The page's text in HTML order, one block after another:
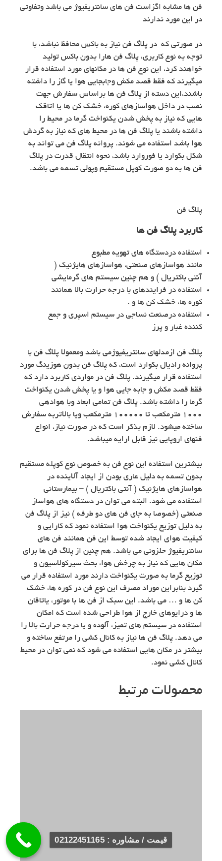
فن ها مشابه اگزاست فن های سانتریفیوژ می باشد وتفاوتی
در این مورد ندارند
در صورتی که در پلاگ فن نیاز به باکس محافظ نباشد، با
توجه به نوع کاربری، پلاگ فن هارا بدون باکس تولید
خواهند کرد، این نوع فن ها در مکانهای مورد استفاده قرار
میگیرند که فقط قصد مکش وجابجایی هوا یا گاز را داشته
باشند،این دسته از پلاگ فن ها براساس سفارش جهت
نصب در داخل هواسازهای کوره، خشک کن ها یا اتاقک
هایی که نیاز به پخش شدن یکنواخت گرما در محیط را
داشته باشند یا پلاگ فن ها در محیط های که نیاز به گردش
هوا باشد استفاده می شوند. پروانه پلاگ فن می تواند به
شکل بکوارد یا فوروارد باشد، نحوه انتقال قدرت در پلاگ
فن ها به دو صورت کوپل مستقیم وپولی تسمه می باشد.
پلاگ فن
کاربرد پلاگ فن ها
استفاده دردستگاه های تهویه مطبوع
مانند هواسازهای صنعتی، هواسازهای هایژنیک (
آنتی باکتریال ) و هم چنین سیستم های گرمایشی
استفاده در فرایندهای با درجه حرارت بالا همانند
کوره ها، خشک کن ها و .
استفاده درصنعت نساجی در سیستم اسپری و جمع
کننده غبار و پرز
پلاگ فن ازمدلهای سانتریفیوژمی باشد ومعمولا پلاگ فن با
پروانه رادیال بکوارد است، که پلاگ فن بدون هوزینگ مورد
استفاده قرار میگیرند. پلاگ فن در مواردی کاربرد دارد که
فقط قصد مکش و جابه جایی هوا و یا پخش شدن یکنواخت
گرما را داشته باشد. پلاگ فن تمامی ابعاد وبا هوادهی
١٠٠٠ مترمکعب تا ١٠٠٠٠٠ مترمکعب ویا بالاتربه سفارش
ساخته میشود. لازم بذکر است که در صورت نیاز، انواع
فنهای اروپایی نیز قابل ارایه میباشد.
بیشترین استفاده این نوع فن به خصوص نوع کوپله مستقیم
بدون تسمه به دلیل عاری بودن از ایجاد آلاینده در
هواسازهای هایژنیک ( آنتی باکتریال ) – بیمارستانی
استفاده می شود. البته می توان در دستگاه های هواساز
صنعتی (خصوصا به جای فن های دو طرفه ) نیز از پلاگ فن
به دلیل توزیع یکنواخت هوا استفاده نمود که کارایی و
کیفیت هوای ایجاد شده توسط این فن همانند فن های
سانتریفیوژ حلزونی می باشد. هم چنین از پلاگ فن ها برای
مکان هایی که نیاز به چرخش هوا، بحث سیرکولاسیون و
توزیع گرما به صورت یکنواخت دارند مورد استفاده قرار می
گیرد بنابراین موراد مصرف این نوع فن در کوره ها، خشک
کن ها و … می باشد. این سبک از فن ها با موتور، یاتاقان
ها و درایوهای خارج از هوا طراحی شده است که امکان
استفاده در سیستم های تمیز، آلوده و یا درجه حرارت بالا را
می دهد. پلاگ فن ها نیاز به کانال کشی را مرتفع ساخته و
بیشتر در مکان هایی استفاده می شود که نمی توان در محیط
کانال کشی نمود.
محصولات مرتبط
قیمت / مشاوره : 02122451165